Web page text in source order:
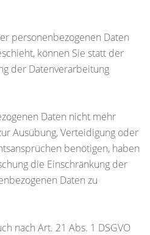
personenbezogenen Daten
können Sie statt der
der Datenverarbeitung
Daten nicht mehr
Ausübung, Verteidigung oder
benötigen, haben
die Einschränkung der
Daten zu
nach Art. 21 Abs. 1 DSGVO